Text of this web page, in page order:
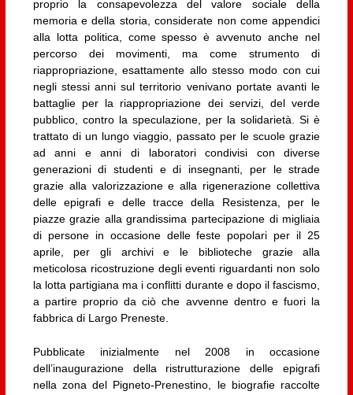
proprio la consapevolezza del valore sociale della
memoria e della storia, considerate non come appendici
alla lotta politica, come spesso è avvenuto anche nel
percorso dei movimenti, ma come strumento di
riappropriazione, esattamente allo stesso modo con cui
negli stessi anni sul territorio venivano portate avanti le
battaglie per la riappropriazione dei servizi, del verde
pubblico, contro la speculazione, per la solidarietà. Si è
trattato di un lungo viaggio, passato per le scuole grazie
ad anni e anni di laboratori condivisi con diverse
generazioni di studenti e di insegnanti, per le strade
grazie alla valorizzazione e alla rigenerazione collettiva
delle epigrafi e delle tracce della Resistenza, per le
piazze grazie alla grandissima partecipazione di migliaia
di persone in occasione delle feste popolari per il 25
aprile, per gli archivi e le biblioteche grazie alla
meticolosa ricostruzione degli eventi riguardanti non solo
la lotta partigiana ma i conflitti durante e dopo il fascismo,
a partire proprio da ciò che avvenne dentro e fuori la
fabbrica di Largo Preneste.
Pubblicate inizialmente nel 2008 in occasione
dell’inaugurazione della ristrutturazione delle epigrafi
nella zona del Pigneto-Prenestino, le biografie raccolte